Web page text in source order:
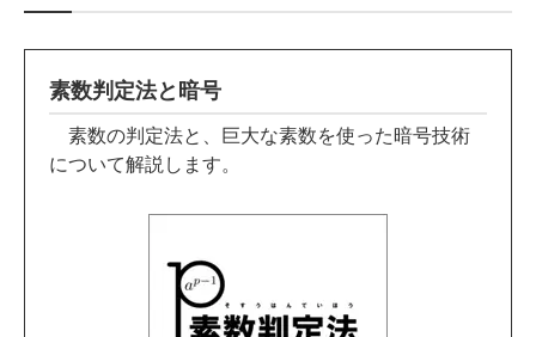
素数判定法と暗号
素数の判定法と、巨大な素数を使った暗号技術
について解説します。